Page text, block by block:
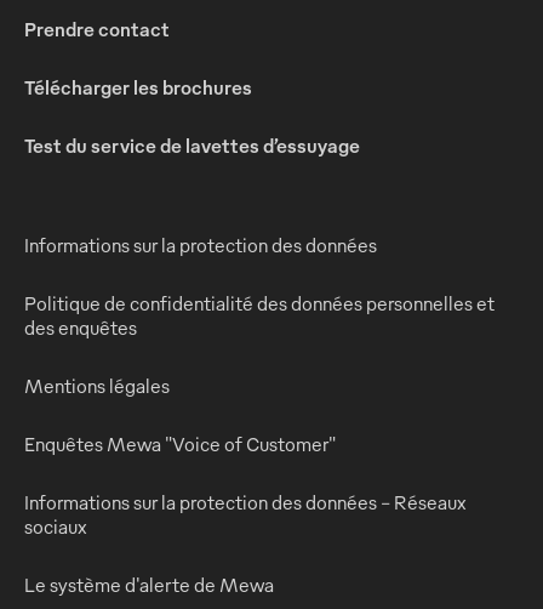
Prendre contact
Télécharger les brochures
Test du service de lavettes d’essuyage
Informations sur la protection des données
Politique de confidentialité des données personnelles et
des enquêtes
Mentions légales
Enquêtes Mewa "Voice of Customer"
Informations sur la protection des données - Réseaux
sociaux
Le système d'alerte de Mewa